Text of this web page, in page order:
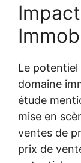
Le
domaine
étude
mise en
ventes de
prix de